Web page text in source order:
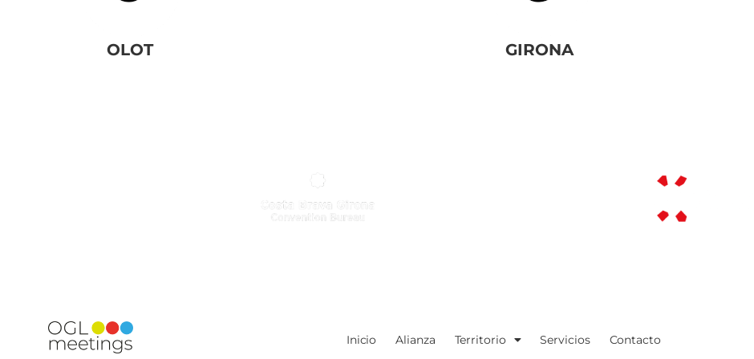
OLOT GIRONA
Inicio Alianza Territorio Servicios Contacto